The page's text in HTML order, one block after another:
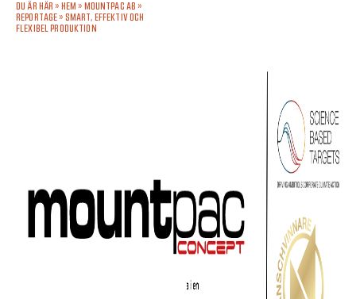
DU ÄR HÄR » HEM » MOUNTPAC AB»
REPORTAGE» SMART, EFFEKTIV OCH
FLEXIBEL PRODUKTION